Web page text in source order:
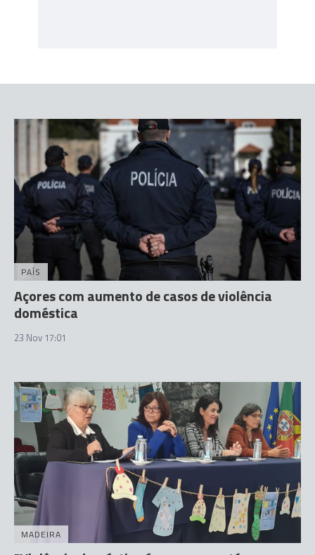
PAÍS
Açores com aumento de casos de violência
doméstica
23 Nov 17:01
MADEIRA